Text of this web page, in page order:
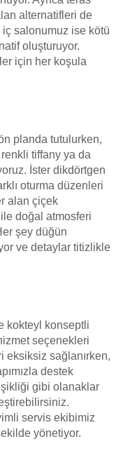
alternatifleri de
iç salonumuz ise kötü
oluşturuyor.
için her koşula
planda tutulurken,
tiffany ya da
İster dikdörtgen
oturma düzenleri
alan çiçek
doğal atmosferi
şey düğün
ve detaylar titizlikle
kokteyl konseptli
seçenekleri
eksiksiz sağlanırken,
destek
gibi olanaklar
servis ekibimiz
yönetiyor.